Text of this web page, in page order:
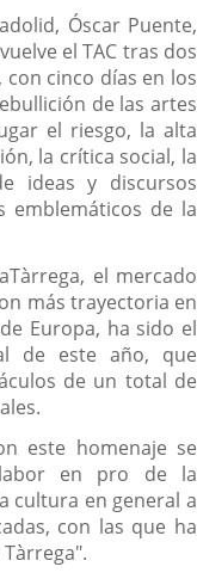
Óscar Puente,
el TAC tras dos
cinco días en los
de las artes
el riesgo, la alta
la crítica social, la
ideas y discursos
emblemáticos de la
el mercado
más trayectoria en
Europa, ha sido el
de este año, que
de un total de
este homenaje se
en pro de la
cultura en general a
con las que ha